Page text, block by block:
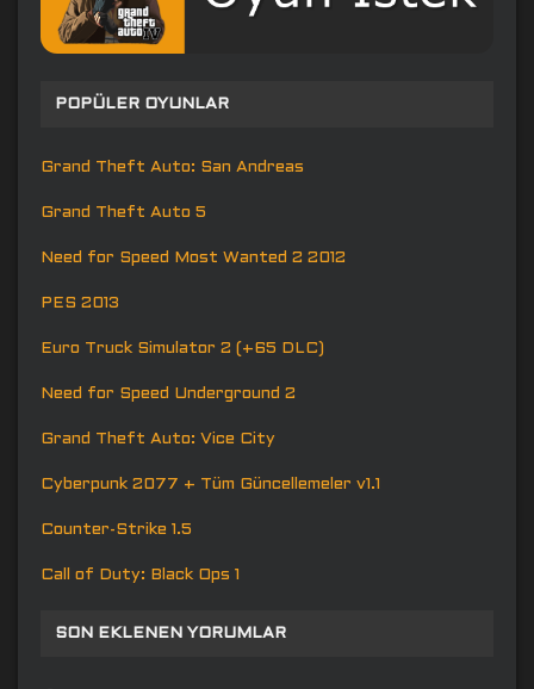
POPÜLER OYUNLAR
Grand Theft Auto: San Andreas
Grand Theft Auto 5
Need for Speed Most Wanted 2 2012
PES 2013
Euro Truck Simulator 2 (+65 DLC)
Need for Speed Underground 2
Grand Theft Auto: Vice City
Cyberpunk 2077 + Tüm Güncellemeler v1.1
Counter-Strike 1.5
Call of Duty: Black Ops 1
SON EKLENEN YORUMLAR